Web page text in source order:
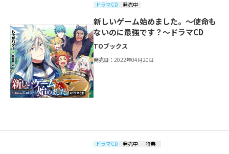
ドラマCD 発売中
新しいゲーム始めました。～使命も
ないのに最強です？～ドラマCD
TOブックス
発売日：2022年04月20日
ドラマCD 発売中 特典